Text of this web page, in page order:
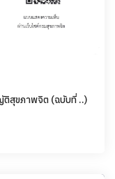
สุขภาพจิต (ฉบับที่ ..)